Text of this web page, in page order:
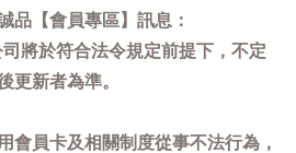
品【會員專區】訊息：
將於符合法令規定前提下，不定
更新者為準。
會員卡及相關制度從事不法行為，